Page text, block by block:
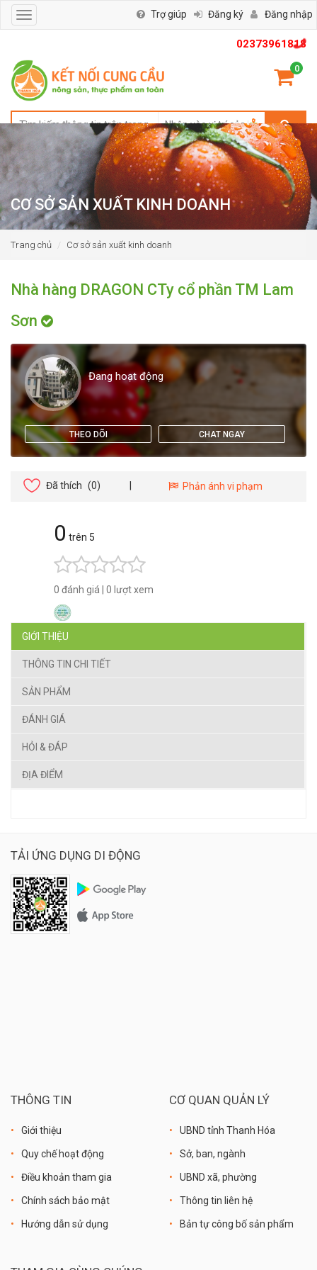
02373961818
0
Toggle
navigation
Trợ giúp Đăng ký Đăng nhập
CƠ SỞ SẢN XUẤT KINH DOANH
Trang chủ Cơ sở sản xuất kinh doanh
Nhà hàng DRAGON CTy cổ phần TM Lam
Sơn
Đang hoạt động
THEO DÕI CHAT NGAY
Đã thích (0) Phản ánh vi phạm
0 trên 5
0 đánh giá 0 lượt xem
GIỚI THIỆU
THÔNG TIN CHI TIẾT
SẢN PHẨM
ĐÁNH GIÁ
HỎI & ĐÁP
ĐỊA ĐIỂM
TẢI ỨNG DỤNG DI ĐỘNG
THÔNG TIN
Giới thiệu
Quy chế hoạt động
Điều khoản tham gia
Chính sách bảo mật
Hướng dẫn sử dụng
CƠ QUAN QUẢN LÝ
UBND tỉnh Thanh Hóa
Sở, ban, ngành
UBND xã, phường
Thông tin liên hệ
Bản tự công bố sản phẩm